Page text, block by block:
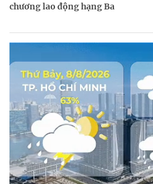
chương lao động hạng Ba